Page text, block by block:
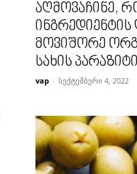
აღმოვაჩინე,
ინგრედიენტის
მოვიშორე
სახის
vap - სექტემბერი 4, 2022